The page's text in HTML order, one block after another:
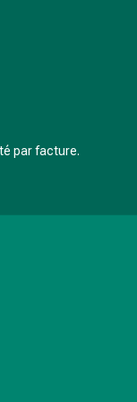
par facture.